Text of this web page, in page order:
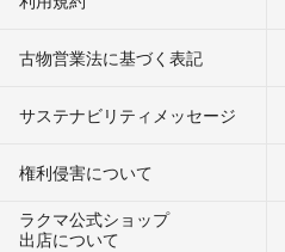
古物営業法に基づく表記
サステナビリティメッセージ
権利侵害について
ラクマ公式ショップ
出店について